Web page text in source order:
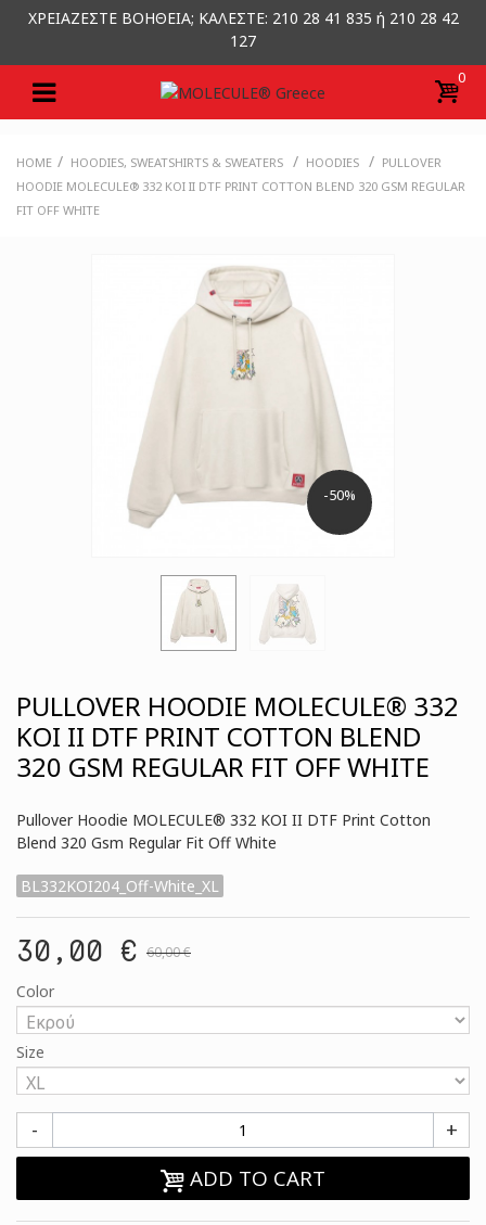
ΧΡΕΙΑΖΕΣΤΕ ΒΟΗΘΕΙΑ; ΚΑΛΕΣΤΕ: 210 28 41 835 ή 210 28 42
127
0
HOME / HOODIES, SWEATSHIRTS & SWEATERS / HOODIES / PULLOVER
HOODIE MOLECULE® 332 KOI II DTF PRINT COTTON BLEND 320 GSM REGULAR
FIT OFF WHITE
-50%
PULLOVER HOODIE MOLECULE® 332
KOI II DTF PRINT COTTON BLEND
320 GSM REGULAR FIT OFF WHITE
Pullover Hoodie MOLECULE® 332 KOI II DTF Print Cotton
Blend 320 Gsm Regular Fit Off White
BL332KOI204_Off-White_XL
30,00 € 60,00 €
Color
Size
- +
ADD TO CART